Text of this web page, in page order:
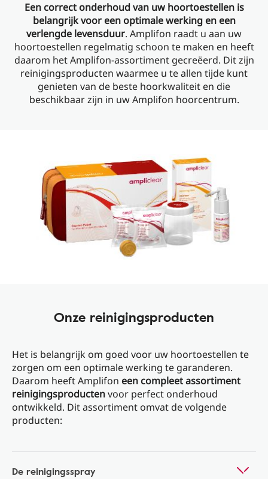
Een correct onderhoud van uw hoortoestellen is
belangrijk voor een optimale werking en een
verlengde levensduur. Amplifon raadt u aan uw
hoortoestellen regelmatig schoon te maken en heeft
daarom het Amplifon-assortiment gecreëerd. Dit zijn
reinigingsproducten waarmee u te allen tijde kunt
genieten van de beste hoorkwaliteit en die
beschikbaar zijn in uw Amplifon hoorcentrum.
Onze reinigingsproducten
Het is belangrijk om goed voor uw hoortoestellen te
zorgen om een optimale werking te garanderen.
Daarom heeft Amplifon een compleet assortiment
reinigingsproductenvoor perfect onderhoud
ontwikkeld. Dit assortiment omvat de volgende
producten:
De reinigingsspray